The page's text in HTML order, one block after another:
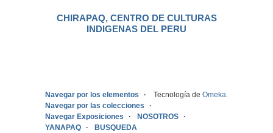
CHIRAPAQ, CENTRO DE CULTURAS
INDIGENAS DEL PERU
Navegar por los elementos
Navegar por las colecciones
Navegar Exposiciones
NOSOTROS
YANAPAQ
BUSQUEDA
Tecnología de Omeka.